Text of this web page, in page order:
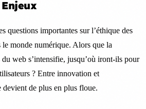
questions importantes sur l’éthique des
monde numérique. Alors que la
du web s’intensifie, jusqu’où iront-ils pour
? Entre innovation et
de plus en plus floue.